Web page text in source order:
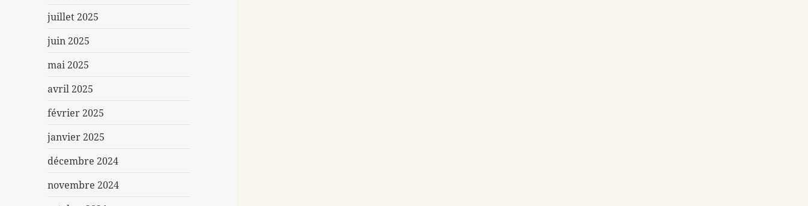
juillet 2025
juin 2025
mai 2025
avril 2025
février 2025
janvier 2025
décembre 2024
novembre 2024